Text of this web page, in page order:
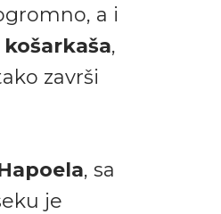
a i
,
završi
, sa
je